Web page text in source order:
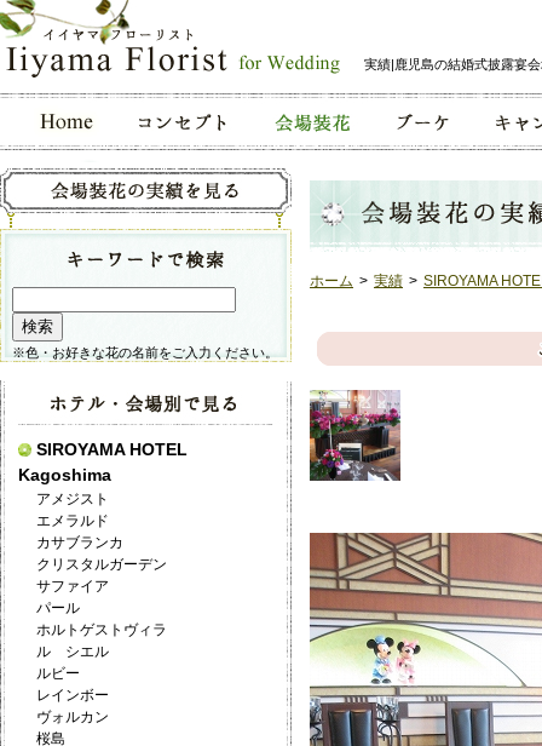
実績|鹿児島の結婚式披露宴
ホーム > 実績 > SIROYAMA
※色・お好きな花の名前をご入力ください。
SIROYAMA HOTEL
Kagoshima
アメジスト
エメラルド
カサブランカ
クリスタルガーデン
サファイア
パール
ホルトゲストヴィラ
ル シエル
ルビー
レインボー
ヴォルカン
桜島